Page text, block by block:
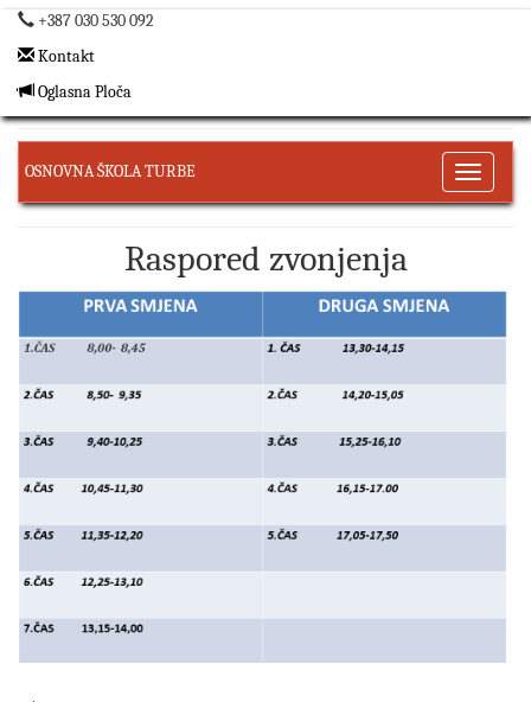
+387 030 530 092
Kontakt
Oglasna Ploča
Toggle
OSNOVNA ŠKOLA TURBE
Raspored zvonjenja
.